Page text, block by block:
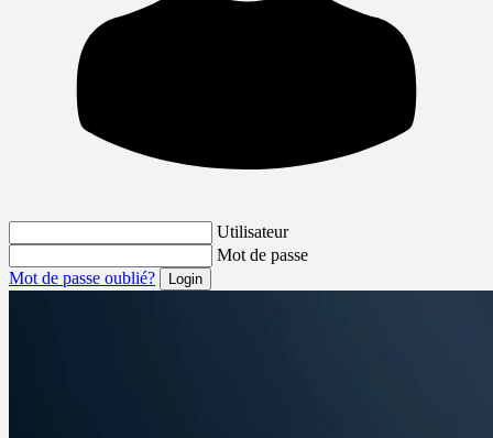
Utilisateur
Mot de passe
Mot de passe oublié?